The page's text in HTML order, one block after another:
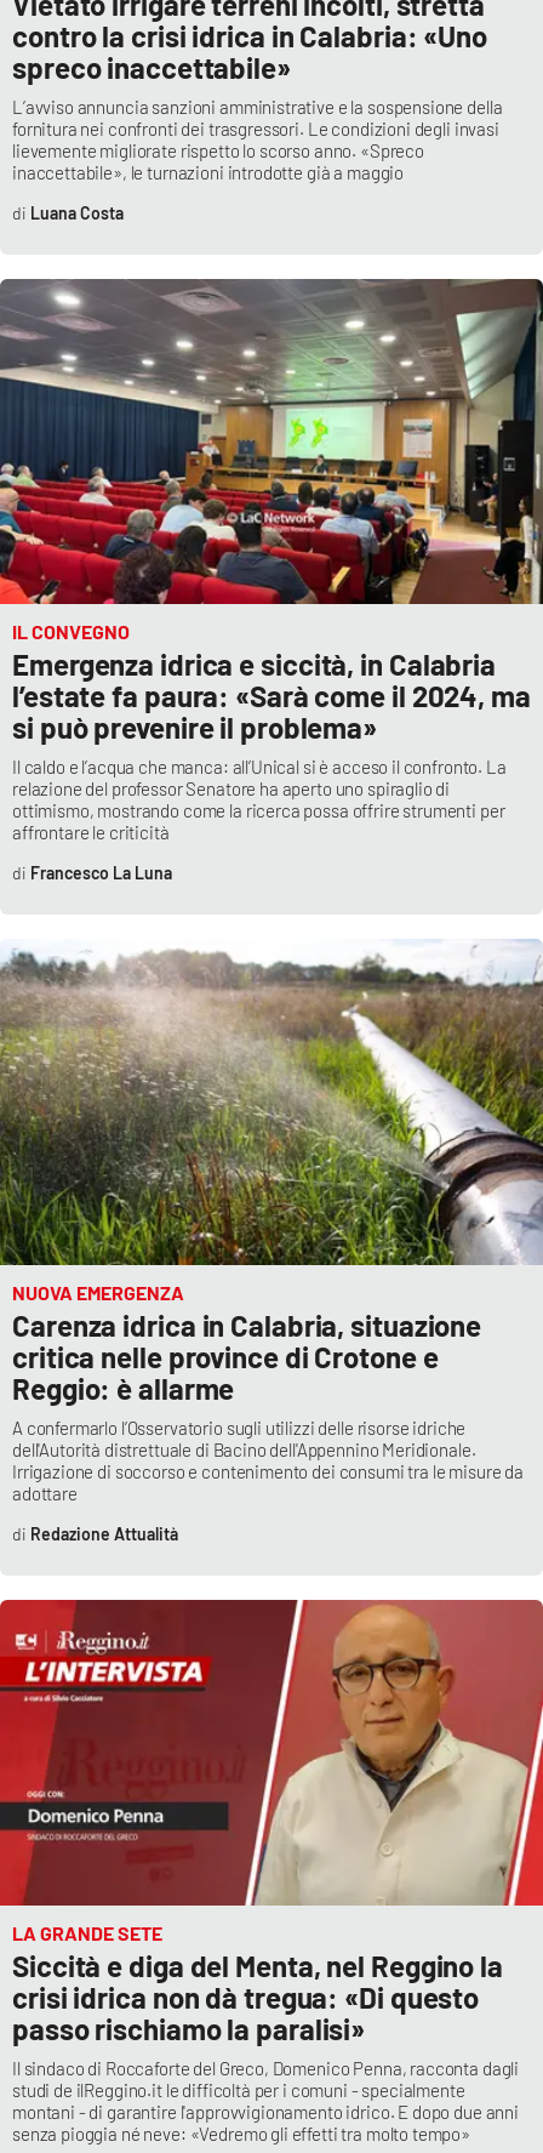
EDIZIONI
LOCALI
Catanzaro
Crotone
Reggio Calabria
Cosenza
PROGETTI
SPECIALI
Buona Sanità Calabria
LA
CALABRIAVISIONE
Destinazioni
Eventi
LAC
NETWORK
Lacplay.it
Lactv.it
Laconair.it
Lacitymag.it
Lacapitalenews.it
Ilreggino.it
Cosenzachannel.it
Ilvibonese.it
APP
Android
Apple
contro la crisi idrica in Calabria: «Uno
spreco inaccettabile»
L’avviso annuncia sanzioni amministrative e la sospensione della
fornitura nei confronti dei trasgressori. Le condizioni degli invasi
lievemente migliorate rispetto lo scorso anno. «Spreco
inaccettabile», le turnazioni introdotte già a maggio
Luana Costa
IL CONVEGNO
Emergenza idrica e siccità, in Calabria
l’estate fa paura: «Sarà come il 2024, ma
si può prevenire il problema»
Il caldo e l’acqua che manca: all’Unical si è acceso il confronto. La
relazione del professor Senatore ha aperto uno spiraglio di
ottimismo, mostrando come la ricerca possa offrire strumenti per
affrontare le criticità
Francesco La Luna
NUOVA EMERGENZA
Carenza idrica in Calabria, situazione
critica nelle province di Crotone e
Reggio: è allarme
A confermarlo l’Osservatorio sugli utilizzi delle risorse idriche
dell'Autorità distrettuale di Bacino dell'Appennino Meridionale.
Irrigazione di soccorso e contenimento dei consumi tra le misure da
adottare
Redazione Attualità
LA GRANDE SETE
Siccità e diga del Menta, nel Reggino la
crisi idrica non dà tregua: «Di questo
passo rischiamo la paralisi»
Il sindaco di Roccaforte del Greco, Domenico Penna, racconta dagli
studi de ilReggino.it le difficoltà per i comuni - specialmente
montani - di garantire l'approvvigionamento idrico. E dopo due anni
senza pioggia né neve: «Vedremo gli effetti tra molto tempo»